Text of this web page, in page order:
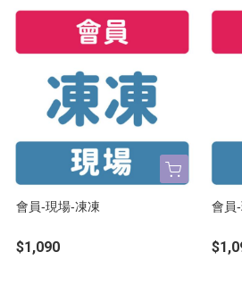
會員-現場-凍凍
$1,090
會員